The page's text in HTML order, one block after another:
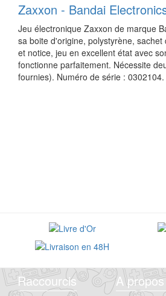
Zaxxon - Bandai
Jeu électronique Zaxxon de marque
sa boite d'origine, polystyrène,
et notice, jeu en excellent état avec
fonctionne parfaitement. Nécessite
fournies). Numéro de série : 0302104.
Raccourcis A propos